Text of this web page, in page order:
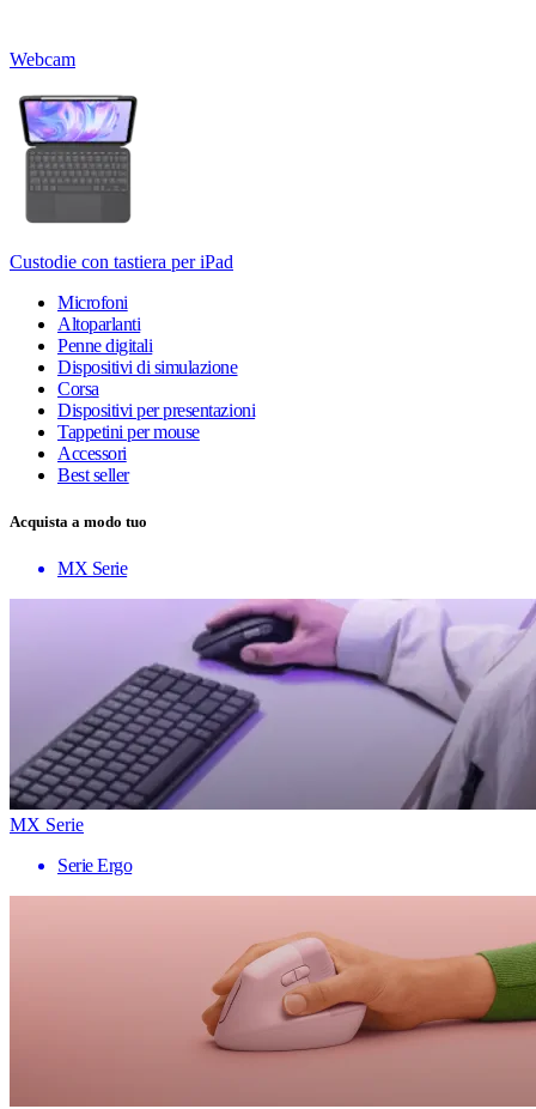
Webcam
Custodie con tastiera per iPad
Microfoni
Altoparlanti
Penne digitali
Dispositivi di simulazione
Corsa
Dispositivi per presentazioni
Tappetini per mouse
Accessori
Best seller
Acquista a modo tuo
MX Serie
MX Serie
Serie Ergo